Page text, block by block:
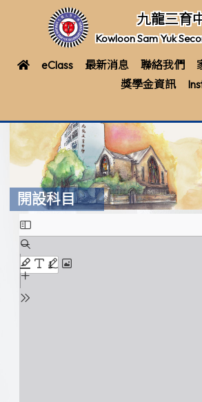
九龍三育
Kowloon Sam Yuk
eClass 最新消息 聯絡我們
獎學金資訊
開設科目